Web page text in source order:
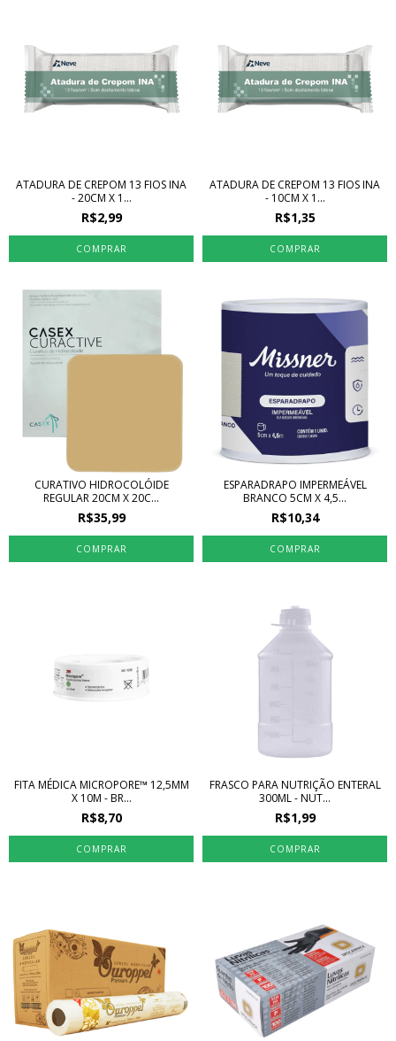
ATADURA DE CREPOM 13 FIOS INA
- 20CM X 1...
R$2,99
ATADURA DE CREPOM 13 FIOS INA
- 10CM X 1...
R$1,35
CURATIVO HIDROCOLÓIDE
REGULAR 20CM X 20C...
R$35,99
ESPARADRAPO IMPERMEÁVEL
BRANCO 5CM X 4,5...
R$10,34
FITA MÉDICA MICROPORE™ 12,5MM
X 10M - BR...
R$8,70
FRASCO PARA NUTRIÇÃO ENTERAL
300ML - NUT...
R$1,99